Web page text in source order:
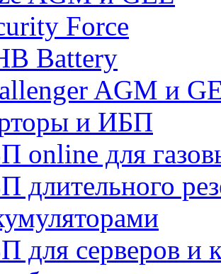
Force
Battery
AGM и
и ИБП
online для
длительного
для серверов и